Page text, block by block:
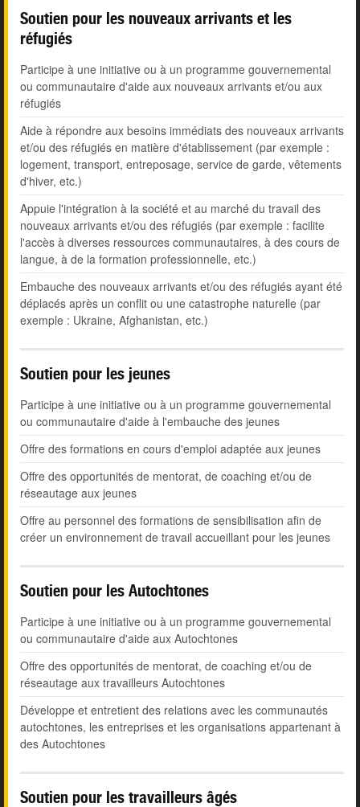
Soutien pour les nouveaux arrivants et les
réfugiés
Participe à une initiative ou à un programme gouvernemental
ou communautaire d'aide aux nouveaux arrivants et/ou aux
réfugiés
Aide à répondre aux besoins immédiats des nouveaux arrivants
et/ou des réfugiés en matière d'établissement (par exemple :
logement, transport, entreposage, service de garde, vêtements
d'hiver, etc.)
Appuie l'intégration à la société et au marché du travail des
nouveaux arrivants et/ou des réfugiés (par exemple : facilite
l'accès à diverses ressources communautaires, à des cours de
langue, à de la formation professionnelle, etc.)
Embauche des nouveaux arrivants et/ou des réfugiés ayant été
déplacés après un conflit ou une catastrophe naturelle (par
exemple : Ukraine, Afghanistan, etc.)
Soutien pour les jeunes
Participe à une initiative ou à un programme gouvernemental
ou communautaire d'aide à l'embauche des jeunes
Offre des formations en cours d'emploi adaptée aux jeunes
Offre des opportunités de mentorat, de coaching et/ou de
réseautage aux jeunes
Offre au personnel des formations de sensibilisation afin de
créer un environnement de travail accueillant pour les jeunes
Soutien pour les Autochtones
Participe à une initiative ou à un programme gouvernemental
ou communautaire d'aide aux Autochtones
Offre des opportunités de mentorat, de coaching et/ou de
réseautage aux travailleurs Autochtones
Développe et entretient des relations avec les communautés
autochtones, les entreprises et les organisations appartenant à
des Autochtones
Soutien pour les travailleurs âgés